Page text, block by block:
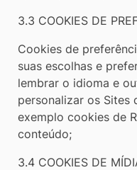
3.3 COOKIES DE
Cookies de
suas escolhas e
lembrar o idioma e
personalizar os Sites
exemplo cookies de
conteúdo;
3.4 COOKIES DE